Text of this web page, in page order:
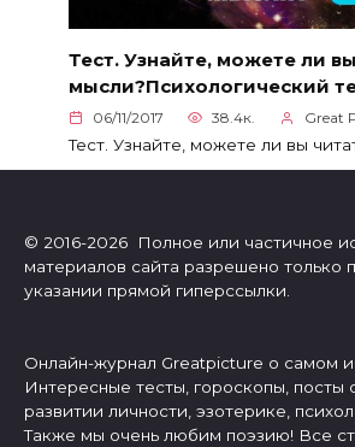
Тест. Узнайте, можете ли
мысли?Психологический
06/11/2017 38.4к. Great
Тест. Узнайте, можете ли вы
© 2016-2026 Полное или частичное
материалов сайта разрешено только
указании прямой гиперссылки.
Онлайн-журнал Greatpicture о самом
Интересные тесты, гороскопы, посты
развитии личности, эзотерике,
Также мы очень любим поэзию! Все